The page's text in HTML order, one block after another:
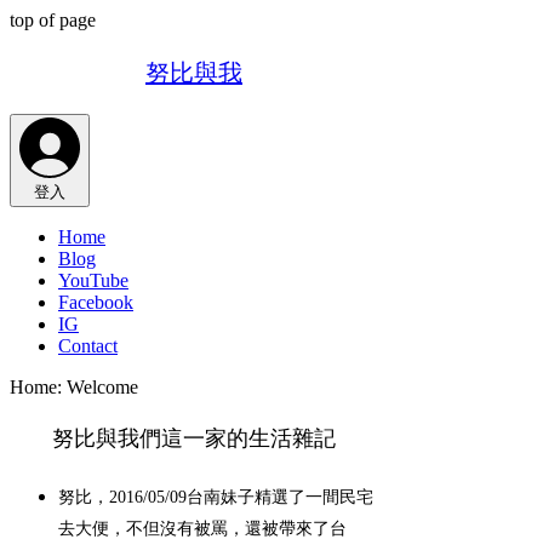
top of page
努比與我
登入
Home
Blog
YouTube
Facebook
IG
Contact
Home: Welcome
努比與我們這一家的生活雜記
努比，2016/05/09台南妹子精選了一間民宅
去大便，不但沒有被罵，還被帶來了台